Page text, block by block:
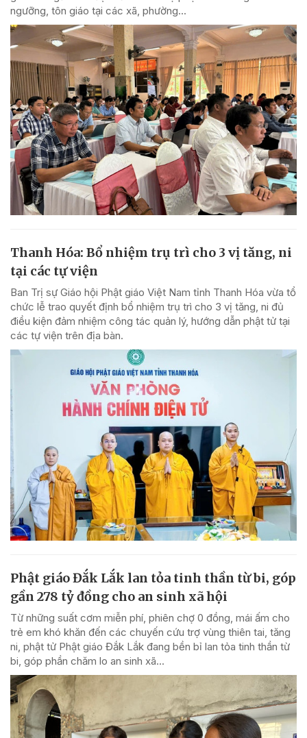
ngưỡng, tôn giáo tại các xã, phường...
Thanh Hóa: Bổ nhiệm trụ trì cho 3 vị tăng, ni
tại các tự viện
Ban Trị sự Giáo hội Phật giáo Việt Nam tỉnh Thanh Hóa vừa tổ
chức lễ trao quyết định bổ nhiệm trụ trì cho 3 vị tăng, ni đủ
điều kiện đảm nhiệm công tác quản lý, hướng dẫn phật tử tại
các tự viện trên địa bàn.
Phật giáo Đắk Lắk lan tỏa tinh thần từ bi, góp
gần 278 tỷ đồng cho an sinh xã hội
Từ những suất cơm miễn phí, phiên chợ 0 đồng, mái ấm cho
trẻ em khó khăn đến các chuyến cứu trợ vùng thiên tai, tăng
ni, phật tử Phật giáo Đắk Lắk đang bền bỉ lan tỏa tinh thần từ
bi, góp phần chăm lo an sinh xã...